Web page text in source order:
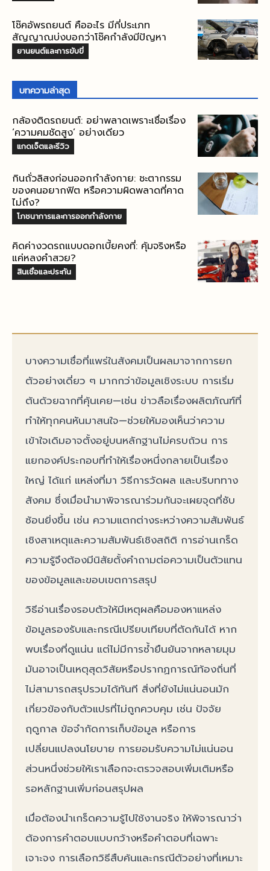
โช๊คอัพรถยนต์ คืออะไร มีกี่ประเภท
สัญญาณบ่งบอกว่าโช๊คกำลังมีปัญหา
ยานยนต์และการขับขี่
บทความล่าสุด
กล้องติดรถยนต์: อย่าพลาดเพราะเชื่อเรื่อง
‘ความคมชัดสูง’ อย่างเดียว
แกดเจ็ตและรีวิว
กินถั่วลิสงก่อนออกกำลังกาย: ชะตากรรม
ของคนอยากฟิต หรือความผิดพลาดที่คาด
ไม่ถึง?
โภชนาการและการออกกำลังกาย
คิดค่างวดรถแบบดอกเบี้ยคงที่: คุ้มจริงหรือ
แค่หลงคำสวย?
สินเชื่อและประกัน
บางความเชื่อที่แพร่ในสังคมเป็นผลมาจากการยก
ตัวอย่างเดี่ยว ๆ มากกว่าข้อมูลเชิงระบบ การเริ่ม
ต้นด้วยฉากที่คุ้นเคย—เช่น ข่าวลือเรื่องผลิตภัณฑ์ที่
ทำให้ทุกคนหันมาสนใจ—ช่วยให้มองเห็นว่าความ
เข้าใจเดิมอาจตั้งอยู่บนหลักฐานไม่ครบถ้วน การ
แยกองค์ประกอบที่ทำให้เรื่องหนึ่งกลายเป็นเรื่อง
ใหญ่ ได้แก่ แหล่งที่มา วิธีการวัดผล และบริบททาง
สังคม ซึ่งเมื่อนำมาพิจารณาร่วมกันจะเผยจุดที่ซับ
ซ้อนยิ่งขึ้น เช่น ความแตกต่างระหว่างความสัมพันธ์
เชิงสาเหตุและความสัมพันธ์เชิงสถิติ การอ่านเกร็ด
ความรู้จึงต้องมีนิสัยตั้งคำถามต่อความเป็นตัวแทน
ของข้อมูลและขอบเขตการสรุป
วิธีอ่านเรื่องรอบตัวให้มีเหตุผลคือมองหาแหล่ง
ข้อมูลรองรับและกรณีเปรียบเทียบที่ตัดกันได้ หาก
พบเรื่องที่ดูแน่น แต่ไม่มีการซ้ำยืนยันจากหลายมุม
มันอาจเป็นเหตุสุดวิสัยหรือปรากฏการณ์ท้องถิ่นที่
ไม่สามารถสรุปรวมได้ทันที สิ่งที่ยังไม่แน่นอนมัก
เกี่ยวข้องกับตัวแปรที่ไม่ถูกควบคุม เช่น ปัจจัย
ฤดูกาล ข้อจำกัดการเก็บข้อมูล หรือการ
เปลี่ยนแปลงนโยบาย การยอมรับความไม่แน่นอน
ส่วนหนึ่งช่วยให้เราเลือกจะตรวจสอบเพิ่มเติมหรือ
รอหลักฐานเพิ่มก่อนสรุปผล
เมื่อต้องนำเกร็ดความรู้ไปใช้งานจริง ให้พิจารณาว่า
ต้องการคำตอบแบบกว้างหรือคำตอบที่เฉพาะ
เจาะจง การเลือกวิธีสืบค้นและกรณีตัวอย่างที่เหมาะ